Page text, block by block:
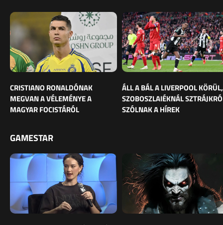
CRISTIANO RONALDÓNAK
MEGVAN A VÉLEMÉNYE A
MAGYAR FOCISTÁRÓL
ÁLL A BÁL A LIVERPOOL KÖRÜL,
SZOBOSZLAIÉKNÁL
SZÓLNAK A HÍREK
GAMESTAR